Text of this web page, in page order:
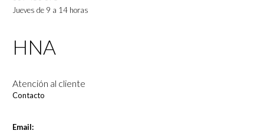
Jueves de 9 a 14 horas
HNA
Atención al cliente
Contacto
Email: